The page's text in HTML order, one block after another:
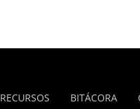
RECURSOS BITÁCORA